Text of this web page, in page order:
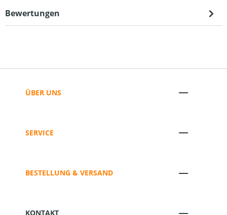
Bewertungen
ÜBER UNS
SERVICE
BESTELLUNG & VERSAND
KONTAKT